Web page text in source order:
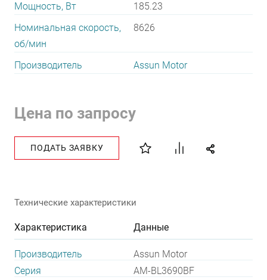
Мощность, Вт
185.23
Номинальная скорость,
об/мин
8626
Производитель Assun Motor
Цена по запросу
ПОДАТЬ ЗАЯВКУ
Технические характеристики
Характеристика Данные
Производитель
Assun Motor
Серия
AM-BL3690BF